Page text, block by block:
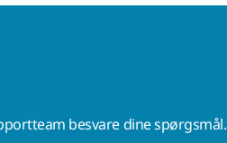
besvare dine spørgsmål.